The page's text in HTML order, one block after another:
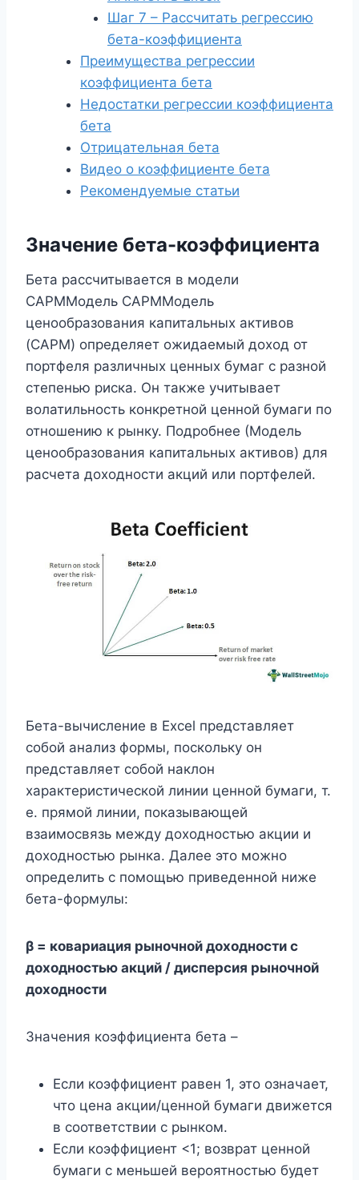
Шаг 7 – Рассчитать регрессию
бета-коэффициента
Преимущества регрессии
коэффициента бета
Недостатки регрессии коэффициента
бета
Отрицательная бета
Видео о коэффициенте бета
Рекомендуемые статьи
Значение бета-коэффициента
Бета рассчитывается в модели
CAPMМодель CAPMМодель
ценообразования капитальных активов
(CAPM) определяет ожидаемый доход от
портфеля различных ценных бумаг с разной
степенью риска. Он также учитывает
волатильность конкретной ценной бумаги по
отношению к рынку. Подробнее (Модель
ценообразования капитальных активов) для
расчета доходности акций или портфелей.
Бета-вычисление в Excel представляет
собой анализ формы, поскольку он
представляет собой наклон
характеристической линии ценной бумаги, т.
е. прямой линии, показывающей
взаимосвязь между доходностью акции и
доходностью рынка. Далее это можно
определить с помощью приведенной ниже
бета-формулы:
β = ковариация рыночной доходности с
доходностью акций / дисперсия рыночной
доходности
Значения коэффициента бета –
Если коэффициент равен 1, это означает,
что цена акции/ценной бумаги движется
в соответствии с рынком.
Если коэффициент <1; возврат ценной
бумаги с меньшей вероятностью будет